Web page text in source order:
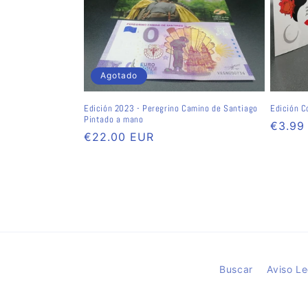
i
ó
n
:
Agotado
Edición 2023 - Peregrino Camino de Santiago
Pintado a mano
Precio
€22.00 EUR
Edición
Precio
€3.99
Buscar Aviso